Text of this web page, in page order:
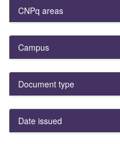
CNPq areas
Campus
Document type
Date issued